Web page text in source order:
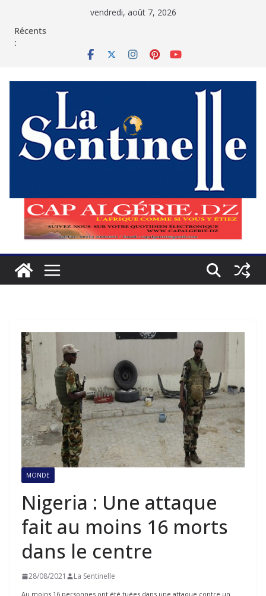
vendredi, août 7, 2026
Récents
:
MONDE
Nigeria : Une attaque
fait au moins 16 morts
dans le centre
28/08/2021 La Sentinelle
Au moins 16 personnes ont été tuées dans une attaque contre un